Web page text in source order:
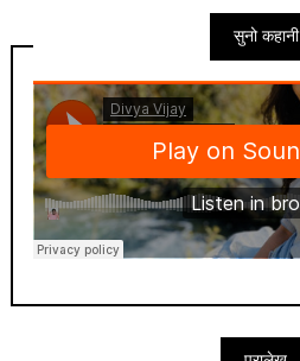
सुनो कहानी